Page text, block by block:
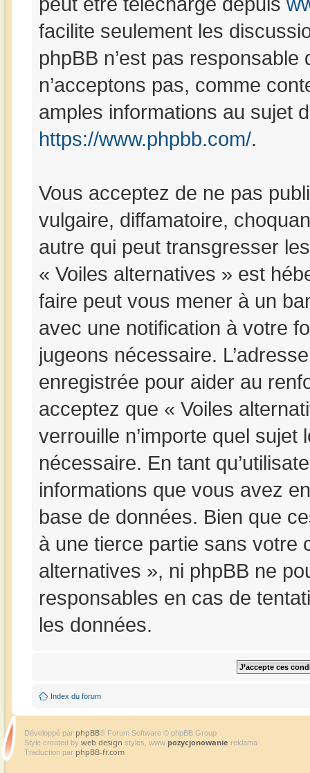
facilite seulement les
phpBB n’est pas
n’acceptons pas, comme
amples informations au sujet
https://www.phpbb.com/.
Vous acceptez de ne pas
vulgaire, diffamatoire,
autre qui peut transgresser
« Voiles alternatives » est
faire peut vous mener à un
avec une notification à votre
jugeons nécessaire.
enregistrée pour aider au
acceptez que « Voiles
verrouille n’importe quel
nécessaire. En tant
informations que vous avez
base de données. Bien que
à une tierce partie sans votre
alternatives », ni phpBB ne
responsables en cas de
les données.
Index du forum
Développé par phpBB® Forum Software © phpBB Group
Style created by web design styles, www pozycjonowanie reklama
Traduction par phpBB-fr.com